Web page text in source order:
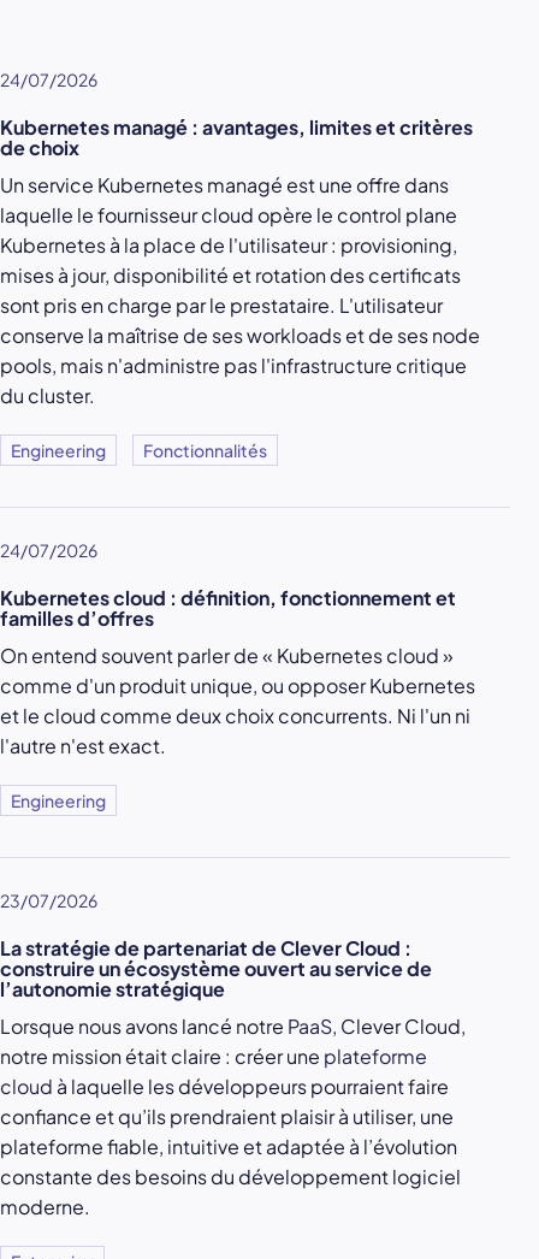
24/07/2026
Kubernetes managé : avantages, limites et critères
de choix
Un service Kubernetes managé est une offre dans
laquelle le fournisseur cloud opère le control plane
Kubernetes à la place de l'utilisateur : provisioning,
mises à jour, disponibilité et rotation des certificats
sont pris en charge par le prestataire. L'utilisateur
conserve la maîtrise de ses workloads et de ses node
pools, mais n'administre pas l'infrastructure critique
du cluster.
Engineering Fonctionnalités
24/07/2026
Kubernetes cloud : définition, fonctionnement et
familles d’offres
On entend souvent parler de « Kubernetes cloud »
comme d'un produit unique, ou opposer Kubernetes
et le cloud comme deux choix concurrents. Ni l'un ni
l'autre n'est exact.
Engineering
23/07/2026
La stratégie de partenariat de Clever Cloud :
construire un écosystème ouvert au service de
l’autonomie stratégique
Lorsque nous avons lancé notre PaaS, Clever Cloud,
notre mission était claire : créer une plateforme
cloud à laquelle les développeurs pourraient faire
confiance et qu’ils prendraient plaisir à utiliser, une
plateforme fiable, intuitive et adaptée à l’évolution
constante des besoins du développement logiciel
moderne.